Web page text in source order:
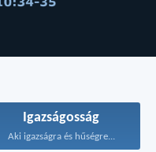
Igazságosság
Aki igazságra és hűségre...